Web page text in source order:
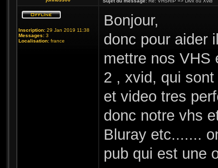
Inscription: 29 Jan 2019 11:38
Messages: 3
Localisation: france
Bonjour,
donc pour aider
mettre nos VHS
2 , xvid, qui
et video tres
donc notre vhs
Bluray etc.......
pub qui est une